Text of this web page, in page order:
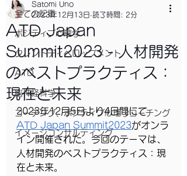
全ての記事
ポジティブ心理学
タレントディベロップメント
ATD
脳神経科学
コーチング、ポジティブ心理学コーチング
イメージコンサルティング
ATD Japan
Summit2023 - 人材開発
のベストプラクティス：
現在と未来
Satomi Uno
2023年12月13日 読了時間: 2分
2023年12月5日より4日間にて
ATD Japan Summit2023がオンラ
イン開催された。今回のテーマは、
人材開発のベストプラクティス：現
在と未来。